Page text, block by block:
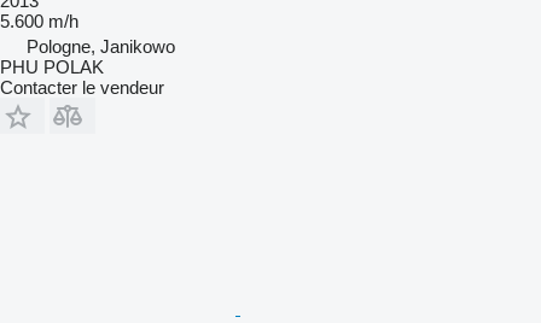
5.600 m/h
Pologne, Janikowo
PHU POLAK
Contacter le vendeur